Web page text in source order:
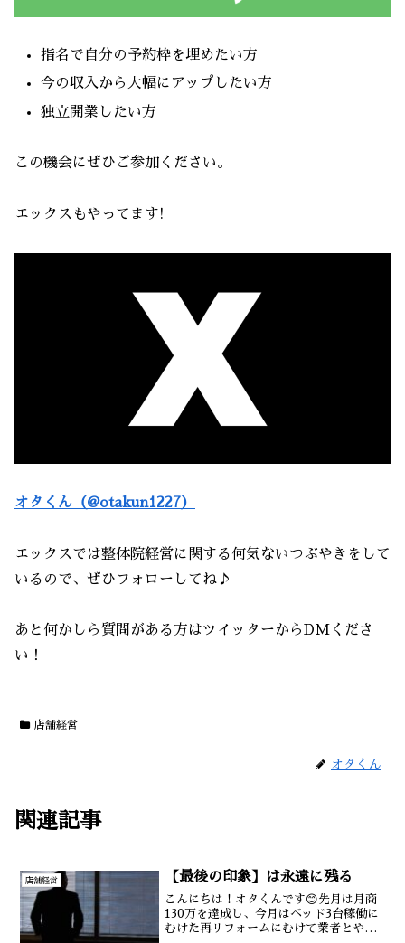
指名で自分の予約枠を埋めたい方
今の収入から大幅にアップしたい方
独立開業したい方
この機会にぜひご参加ください。
エックスもやってます!
オタくん（@otakun1227）
エックスでは整体院経営に関する何気ないつぶやきをして
いるので、ぜひフォローしてね♪
あと何かしら質問がある方はツイッターからDMくださ
い！
店舗経営
オタくん
関連記事
店舗経営 【最後の印象】は永遠に残る
こんにちは！オタくんです😊先月は月商
130万を達成し、今月はベッド3台稼働に
むけた再リフォームにむけて業者とやり